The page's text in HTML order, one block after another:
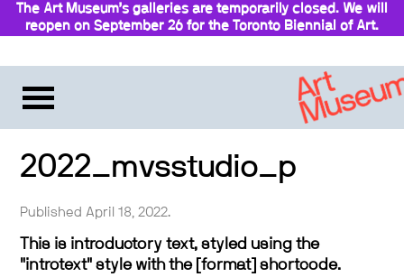
The Art Museum’s galleries are temporarily closed. We will
reopen on September 26 for the Toronto Biennial of Art.
2022_mvsstudio_p
Published April 18, 2022.
This is introductory text, styled using the
"introtext" style with the [format] shortcode.